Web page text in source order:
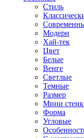
Стиль
Модерн
Хай-тек
Цвет
Белые
Венге
Светлые
Темные
Размер
Мини
Форма
Угловые